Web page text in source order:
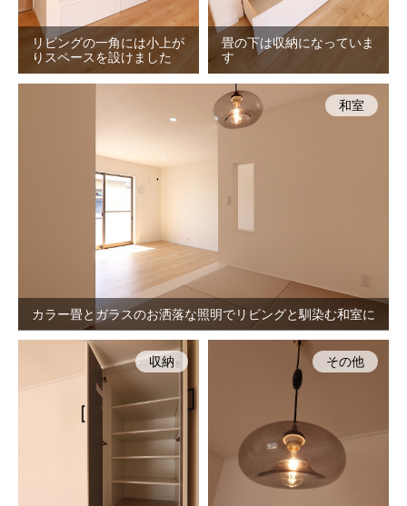
リビングの一角には小上が
りスペースを設けました
畳の下は収納になっていま
す
カラー畳とガラスのお洒落な照明でリビングと馴染む和室に
和室
収納 その他